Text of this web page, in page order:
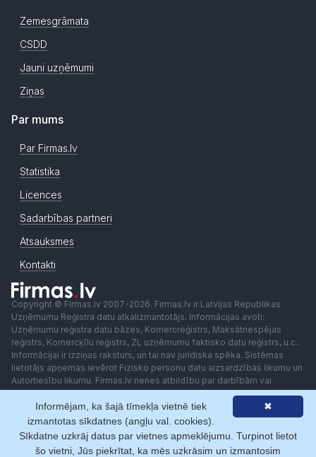
Zemesgrāmata
CSDD
Jauni uzņēmumi
Ziņas
Par mums
Par Firmas.lv
Statistika
Licences
Sadarbības partneri
Atsauksmes
Kontakti
Copyright © Firmas.lv 2007-2026. Firmas.lv ir Latvijas Republikas
Uzņēmumu Reģistra datu atkalizmantotājs. Informācijas avoti:
Uzņēmumu reģistra datu bāzes, Komercreģistrs, Maksātnespējas
reģistrs, Komercķīlu reģistrs, ZL uzņēmumu faktisko datu reģistrs, u.c..
Informācijai ir izziņas raksturs, un tai nav juridiska spēka. Sistēmas
lietotājs apņemas ievērot Fizisko personu datu aizsardzības likumu un
Autortiesību likumu. Firmas.lv nenes atbildību par darbībām vai
lēmumiem, kas balstīti uz saņemto pakalpojumu. Lietotājam aizliegts
izmantot jebkādas automatizētas sistēmas vai iekārtas (robotus)
piekļuvei sistēmai bez rakstiskas saskaņošanas ar Firmas.lv. Galvenā
redaktore: Ingūna Pempere.
Lietošanas noteikumi
Privātuma politika Norēķini ar
✖
Informējam, ka šajā tīmekļa vietnē tiek
izmantotas sīkdatnes (angļu val. cookies).
Sīkdatne uzkrāj datus par vietnes apmeklējumu. Turpinot lietot
šo vietni, Jūs piekrītat, ka mēs uzkrāsim un izmantosim